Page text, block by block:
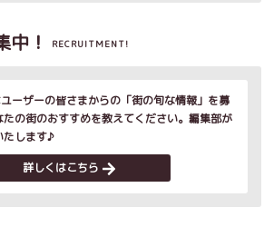
中！ RECRUITMENT!
ーザーの皆さまからの「街の旬な情報」を募
の街のおすすめを教えてください。編集部が
たします♪
詳しくはこちら